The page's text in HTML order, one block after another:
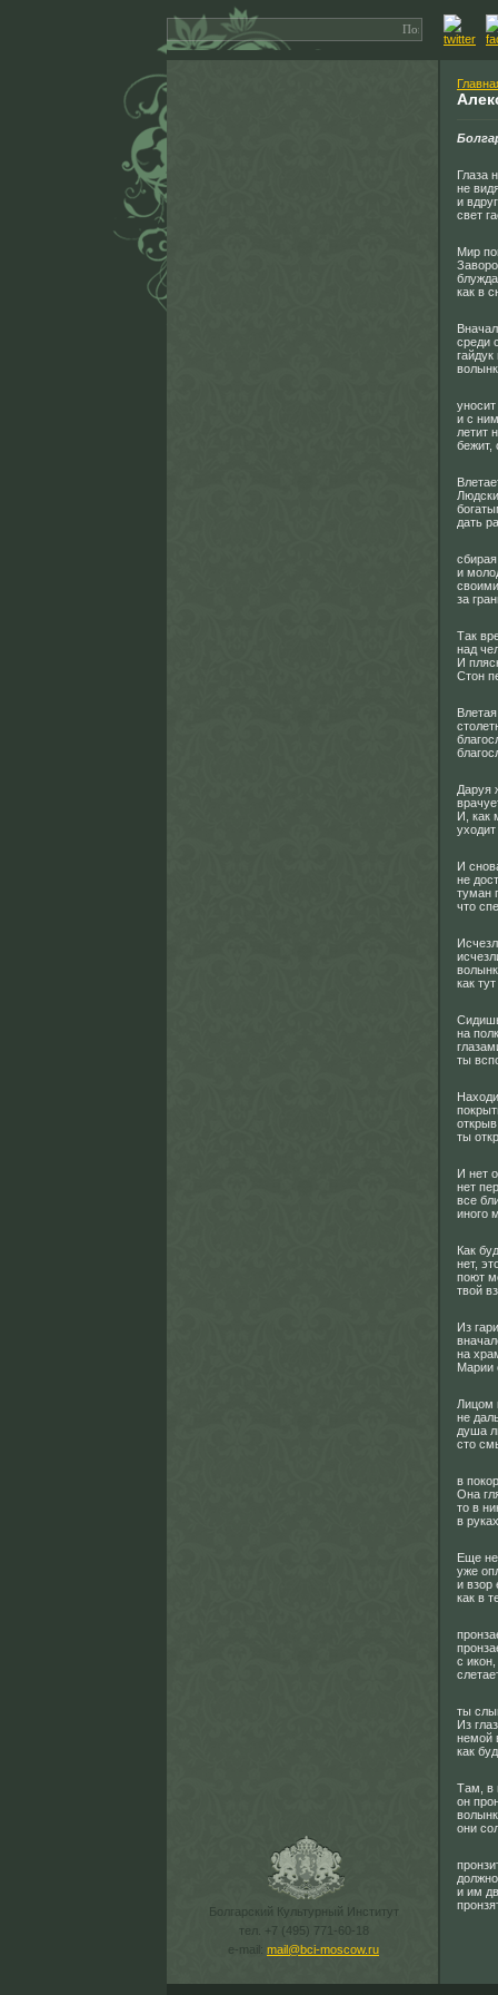
Болгарский Культурный Институт
тел. +7 (495) 771-60-18
e-mail: mail@bci-moscow.ru
Глаза
не
и
свет
Мир
как в
среди
гайдук
и с
летит
дать
и
за
Так
над
И
Стон
Даруя
И, как
И
не
туман
что
как
на
ты
ты
И нет
нет
все
иного
Как
нет,
поют
твой
Из
на
Марии
Лицом
не
душа
сто
в
Она
то в
в
Еще
уже
и взор
как в
с
ты
Из
немой
как
Там, в
он
они
и им